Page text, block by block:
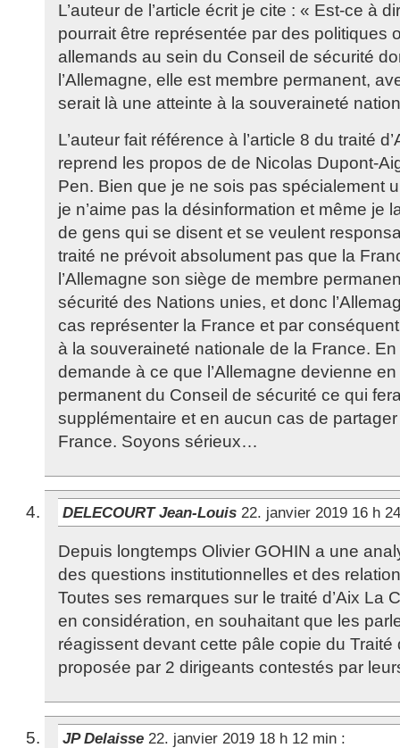
L’auteur de l’article écrit je cite : « Est-ce à
pourrait être représentée par des politiques
allemands au sein du Conseil de sécurité
l’Allemagne, elle est membre permanent,
serait là une atteinte à la souveraineté
L’auteur fait référence à l’article 8 du traité
reprend les propos de de Nicolas Dupont-
Pen. Bien que je ne sois pas spécialement
je n’aime pas la désinformation et même je
de gens qui se disent et se veulent
traité ne prévoit absolument pas que la
l’Allemagne son siège de membre
sécurité des Nations unies, et donc
cas représenter la France et par
à la souveraineté nationale de la France.
demande à ce que l’Allemagne devienne
permanent du Conseil de sécurité ce qui
supplémentaire et en aucun cas de
France. Soyons sérieux…
DELECOURT Jean-Louis 22. janvier 2019 16 h
Depuis longtemps Olivier GOHIN a une
des questions institutionnelles et des
Toutes ses remarques sur le traité d’Aix La
en considération, en souhaitant que les
réagissent devant cette pâle copie du Traité
proposée par 2 dirigeants contestés par
JP Delaisse 22. janvier 2019 18 h 12 min :